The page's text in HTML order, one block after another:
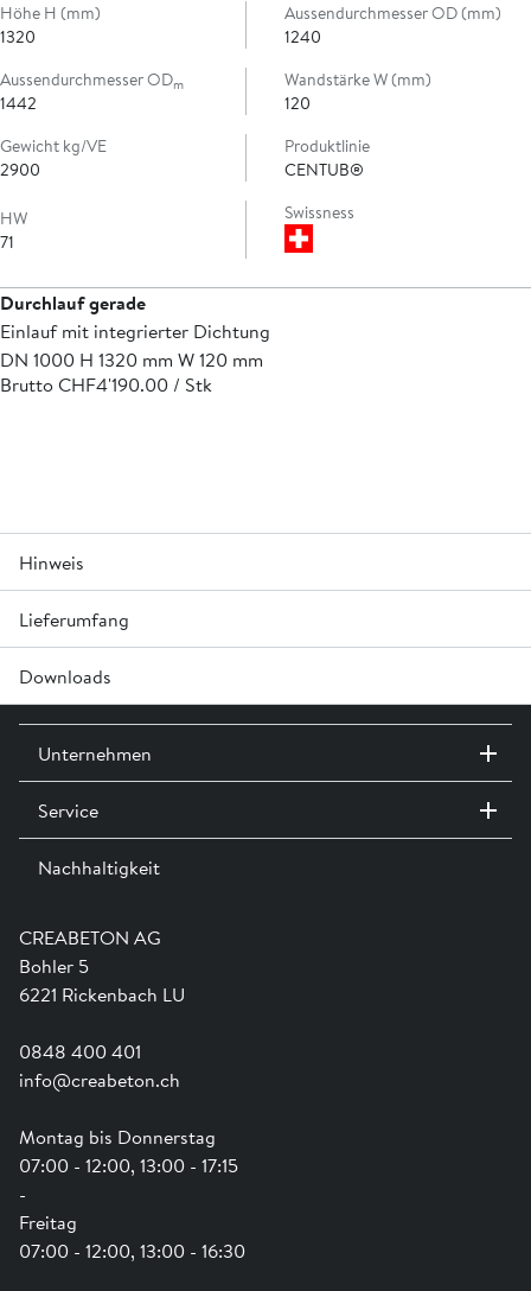
Höhe H (mm)
1320
Aussendurchmesser OD (mm)
1240
Aussendurchmesser ODm
1442
Wandstärke W (mm)
120
Gewicht kg/VE
2900
Produktlinie
CENTUB®
HW
71
Swissness
Durchlauf gerade
Einlauf mit integrierter Dichtung
DN 1000 H 1320 mm W 120 mm
Brutto CHF4'190.00 / Stk
Hinweis
Andere Nennweiten des Durchlaufes bzw. Aufbaus auf
Anfrage.
Bestellers.
Winkel nach Angabe des Bestellers.
Es können nur geringe Gefällsbrüche im Schachtunterteil
aufgenommen werden.
Lieferumfang
Exkl. Keilgleitdichtung und Gleitmittel
Downloads
A0000 Versetzhinweise für Abwasserleitungssysteme »
Bestellformular A0605 CENTUB®Durchlaufschachtunterteile »
Bestellformular A0605 CENTUB Durchlaufschacht mit
Abschlusswand »
CREABETON AG
Bohler 5
6221 Rickenbach LU
0848 400 401
info@creabeton.ch
Montag bis Donnerstag
07:00 - 12:00, 13:00 - 17:15
-
Freitag
07:00 - 12:00, 13:00 - 16:30
Unternehmen
Kontakt / Standorte
Ausstellungen
Team
Ausbildung
Service
Dienstleistungen
Shop Hilfe
Anwendungsunterstützung
Newsletter
Nachhaltigkeit
Engagement
Swissness
Schwammstadt